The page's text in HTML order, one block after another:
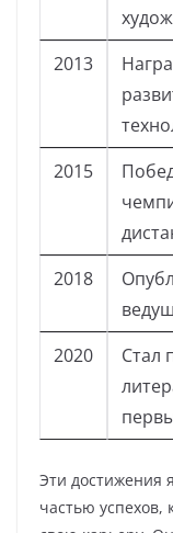
2013
2015
2018
2020
Стал
Эти достижения
частью успехов,